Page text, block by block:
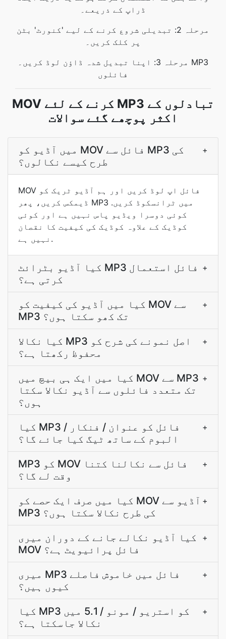
ڈراپ کے ذریعے۔
مرحلہ 2: تبدیلی شروع کرنے کے لیے 'کنورٹ' بٹن
پر کلک کریں۔
مرحلہ 3: اپنا تبدیل شدہ ڈاؤن لوڈ کریں۔ MP3
فائلوں
MOV کرنے کے لئے MP3 تبادلوں کے
اکثر پوچھے گئے سوالات
میں آڈیو کو MOV فائل سے MP3 کی
طرح کیسے نکالوں؟
+
MOV فائل اپ لوڈ کریں اور ہم آڈیو ٹریک کو
ڈیمکس کریں، پھر MP3 میں ٹرانسکوڈ کریں.
کوئی دوسرا ویڈیو پاس نہیں ہے اور کوئی
کوڈیک کے علاوہ کوڈیک کی کیفیت کا نقصان
نہیں ہے.
کیا آڈیو بٹرائٹ MP3 فائل استعمال
کرتی ہے؟
+
کیا میں آڈیو کی کیفیت کو MOV سے
MP3 تک کھو سکتا ہوں؟
+
کیا نکالا MP3 اصل نمونے کی شرح کو
محفوظ رکھتا ہے؟
+
کیا میں ایک ہی بیچ میں MOV سے MP3
تک متعدد فائلوں سے آڈیو نکالا سکتا
ہوں؟
+
کیا MP3 فائل کو عنوان / فنکار /
البوم کے ساتھ ٹیگ کیا جائے گا؟
+
MP3 کو MOV فائل سے نکالنا کتنا
وقت لے گا؟
+
کیا میں صرف ایک حصے کو MOV آڈیو سے
MP3 کی طرح نکالا سکتا ہوں؟
+
کیا آڈیو نکالے جانے کے دوران میری
MOV فائل پرائیویٹ ہے؟
+
میری MP3 فائل میں خاموش فاصلے
کیوں ہیں؟
+
کیا MP3 کو استریو / مونو / 5.1 میں
نکالا جاسکتا ہے؟
+